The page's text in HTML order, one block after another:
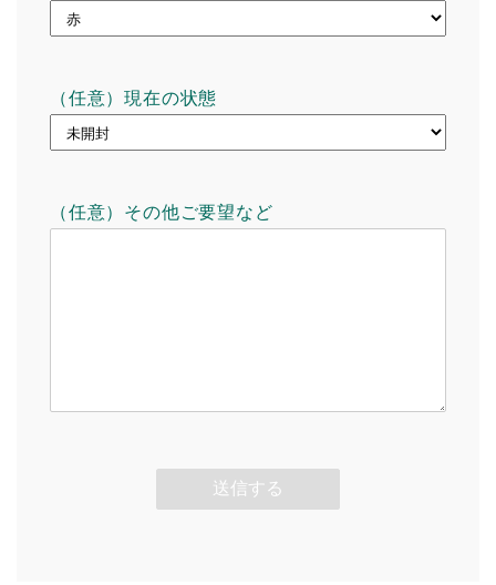
（任意）現在の状態
（任意）その他ご要望など